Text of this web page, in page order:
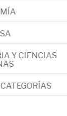
Y CIENCIAS